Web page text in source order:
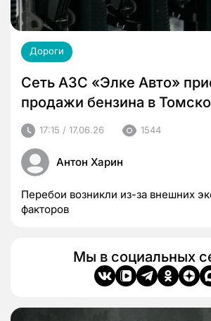
Дороги
Сеть АЗС «Элке Авто»
продажи бензина в
17:15 / 17.06.26 1544
Антон Харин
Перебои возникли из-за внешних
факторов
Мы в социальных